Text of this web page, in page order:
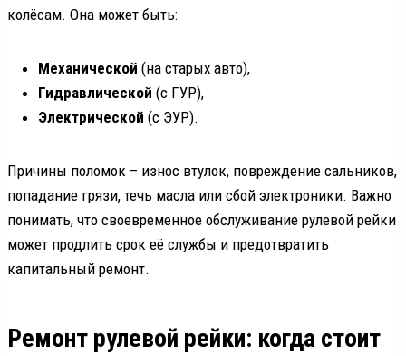
колёсам. Она может быть:
Механической (на старых авто),
Гидравлической (с ГУР),
Электрической (с ЭУР).
Причины поломок – износ втулок, повреждение сальников,
попадание грязи, течь масла или сбой электроники. Важно
понимать, что своевременное обслуживание рулевой рейки
может продлить срок её службы и предотвратить
капитальный ремонт.
Ремонт рулевой рейки: когда стоит